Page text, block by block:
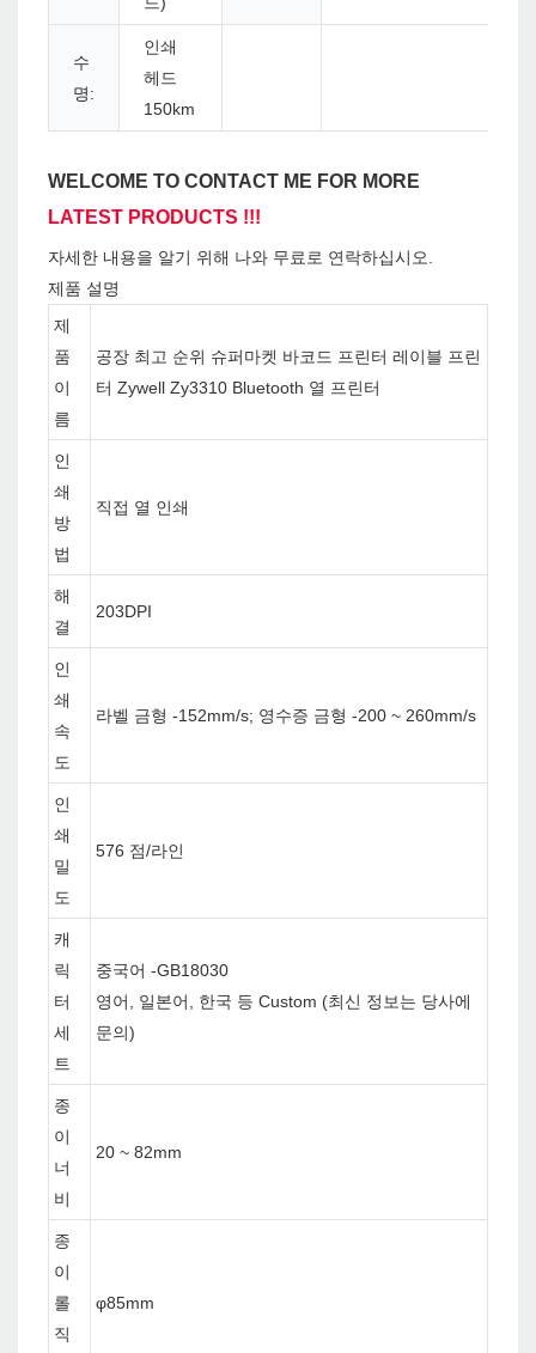
수
명:
인쇄
헤드
150km
WELCOME TO CONTACT ME FOR MORE
LATEST PRODUCTS !!!
자세한 내용을 알기 위해 나와 무료로 연락하십시오.
제품 설명
제
품
이
름
공장 최고 순위 슈퍼마켓 바코드 프린터 레이블 프린
터 Zywell Zy3310 Bluetooth 열 프린터
인
쇄
방
법
직접 열 인쇄
해
결
203DPI
인
쇄
속
도
라벨 금형 -152mm/s; 영수증 금형 -200 ~ 260mm/s
인
쇄
밀
도
576 점/라인
캐
릭
터
세
트
중국어 -GB18030
영어, 일본어, 한국 등 Custom (최신 정보는 당사에
문의)
종
이
너
비
20 ~ 82mm
종
이
롤
직
φ85mm